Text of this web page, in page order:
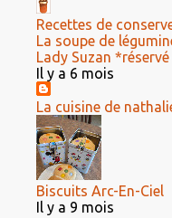
Recettes de
La soupe de
Lady Suzan
Il y a 6 mois
La cuisine de
Biscuits Arc-En-Ciel
Il y a 9 mois